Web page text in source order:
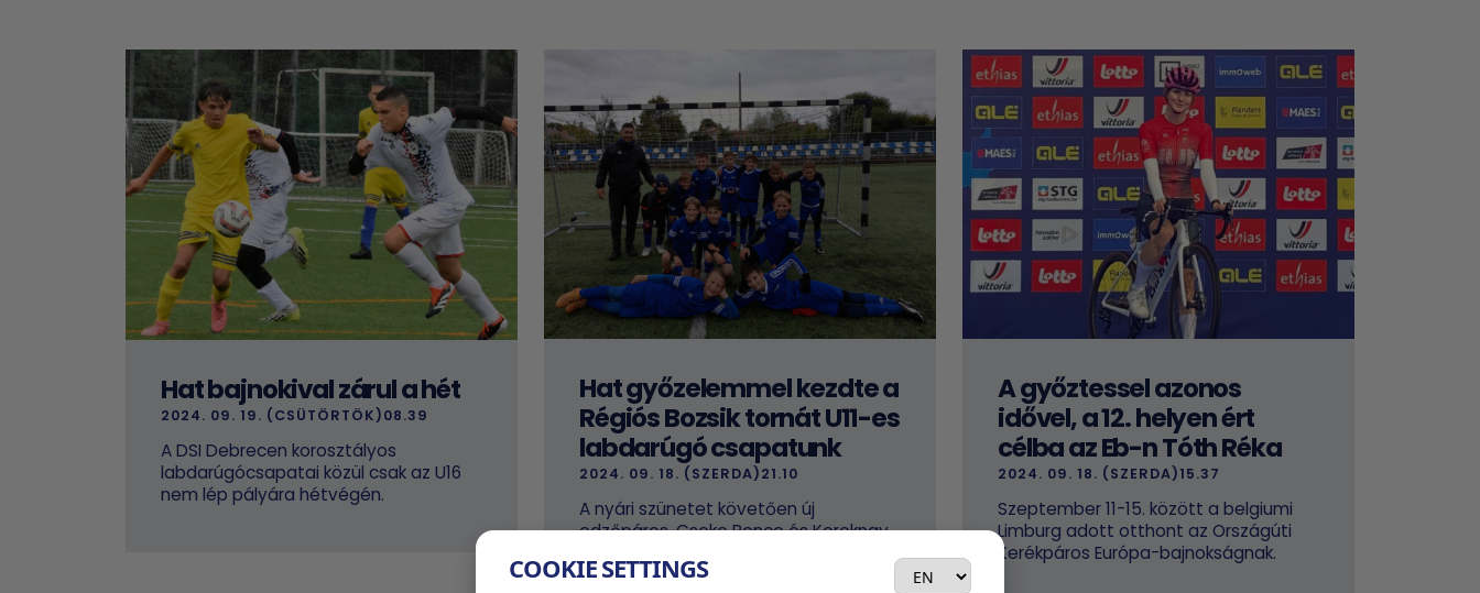
Hat bajnokival zárul a hét
2024. 09. 19. (CSÜTÖRTÖK)08.39
A DSI Debrecen korosztályos
labdarúgócsapatai közül csak az U16
nem lép pályára hétvégén.
Hat győzelemmel kezdte a
Régiós Bozsik tornát U11-es
labdarúgó csapatunk
2024. 09. 18. (SZERDA)21.10
A nyári szünetet követően új
edzőpáros, Cseke Bence és Koroknay
munkának fiatal labdarúgóink.
A győztessel azonos
idővel, a 12. helyen ért
célba az Eb-n Tóth Réka
2024. 09. 18. (SZERDA)15.37
Szeptember 11-15. között a belgiumi
Limburg adott otthont az Országúti
Kerékpáros Európa-bajnokságnak.
COOKIE SETTINGS